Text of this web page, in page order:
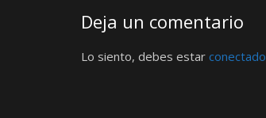
Deja un comentario
Lo siento, debes estar conectado